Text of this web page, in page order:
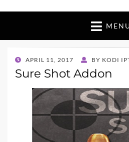
POSTED
ON
APRIL 11, 2017 BY KODI
Sure Shot Addon